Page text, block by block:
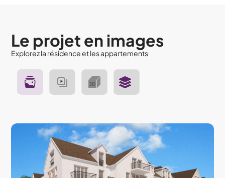
Le projet en images
Explorez la résidence et les appartements